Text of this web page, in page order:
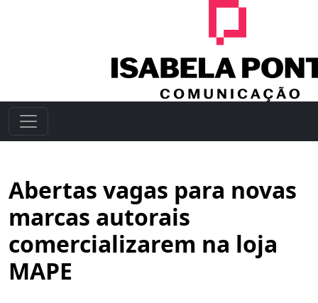
Abertas vagas para novas
marcas autorais
comercializarem na loja
MAPE